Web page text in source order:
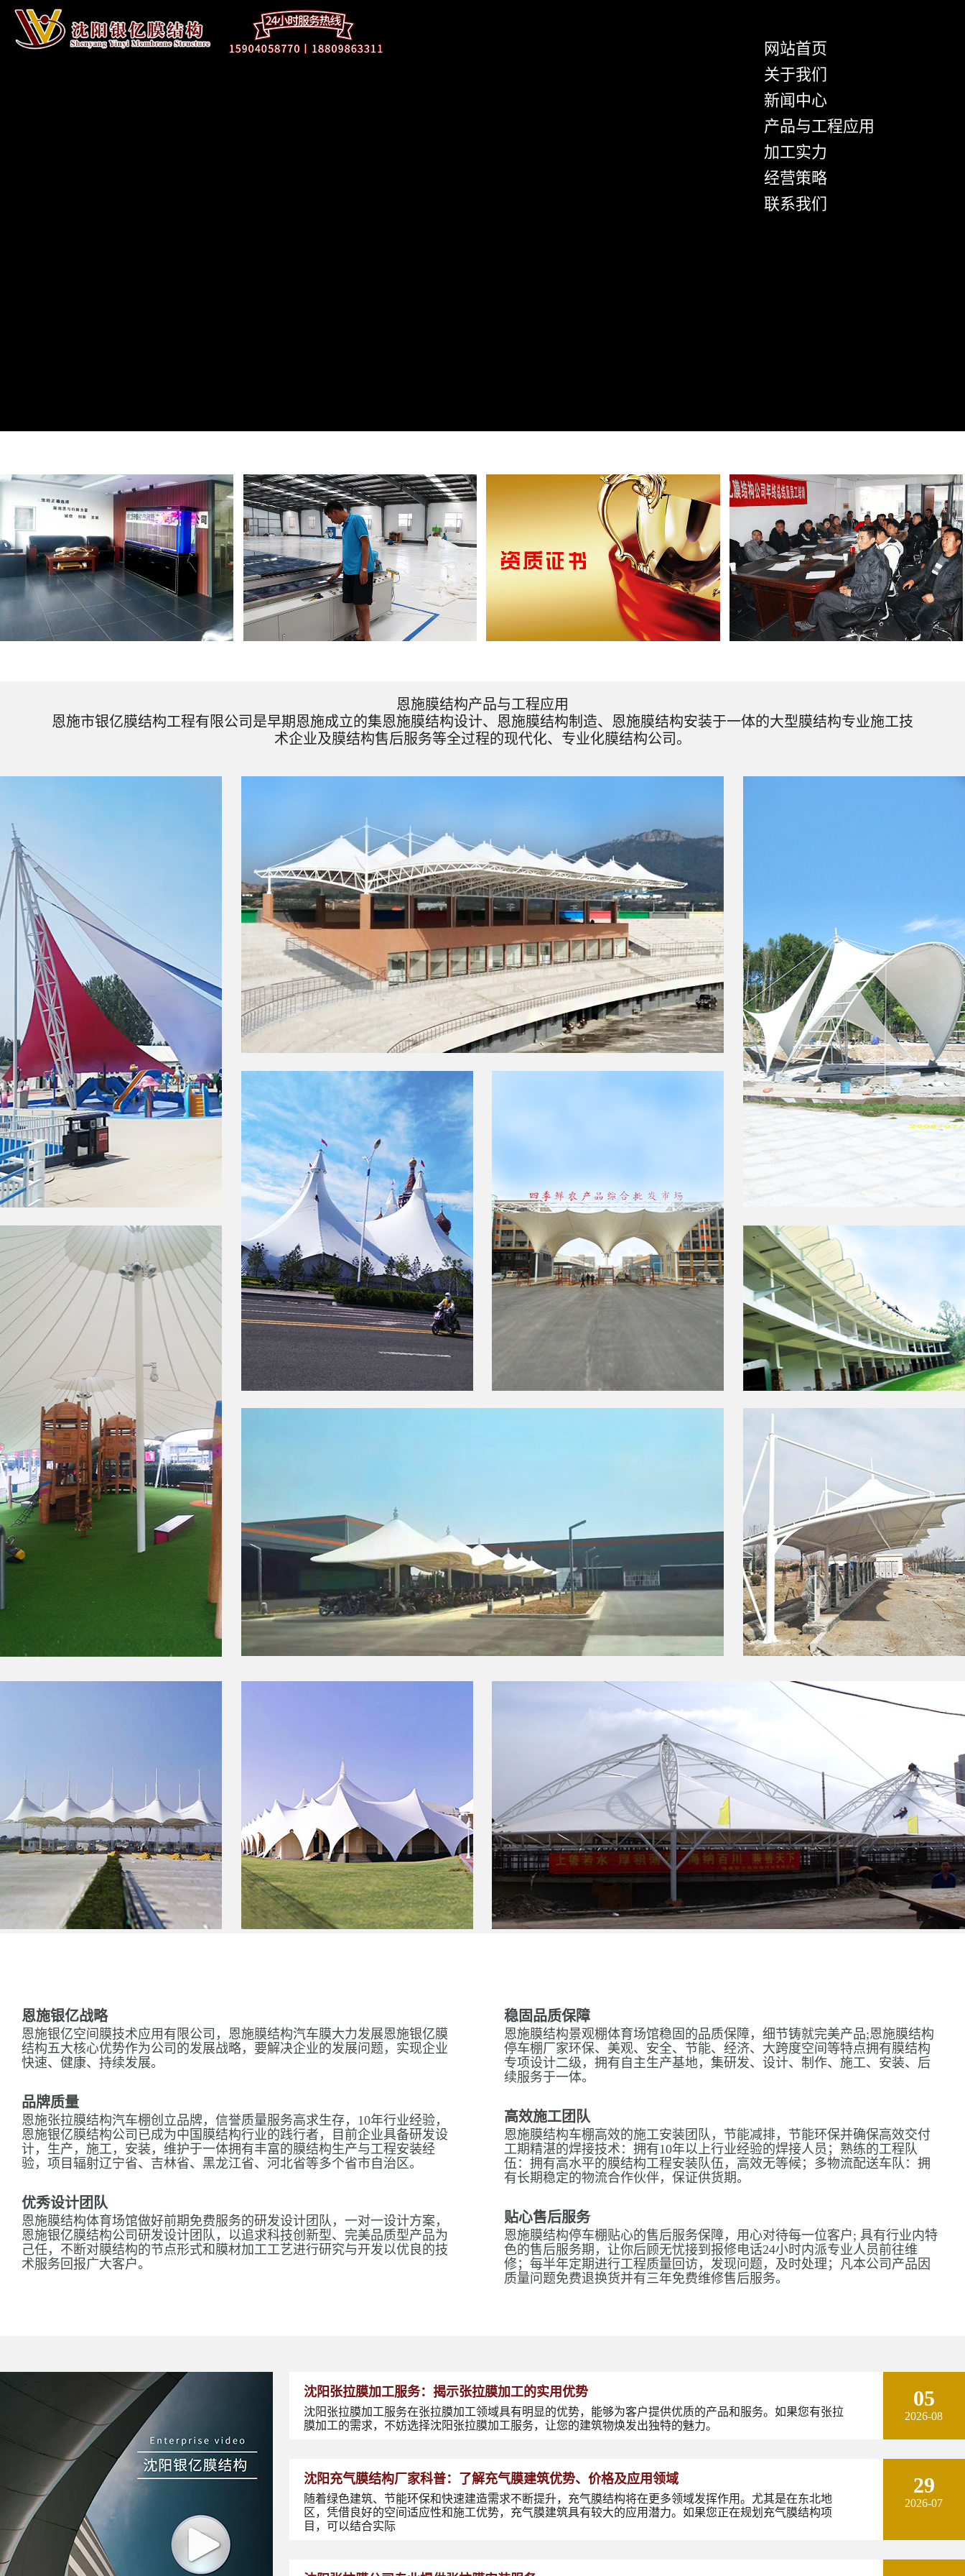
网站首页
关于我们
新闻中心
产品与工程应用
加工实力
经营策略
联系我们
恩施膜结构产品与工程应用
恩施市银亿膜结构工程有限公司是早期恩施成立的集恩施膜结构设计、恩施膜结构制造、恩施膜结构安装于一体的大型膜结构专业施工技
术企业及膜结构售后服务等全过程的现代化、专业化膜结构公司。
恩施银亿战略
恩施银亿空间膜技术应用有限公司，恩施膜结构汽车膜大力发展恩施银亿膜
结构五大核心优势作为公司的发展战略，要解决企业的发展问题，实现企业
快速、健康、持续发展。
品牌质量
恩施张拉膜结构汽车棚创立品牌，信誉质量服务高求生存，10年行业经验，
恩施银亿膜结构公司已成为中国膜结构行业的践行者，目前企业具备研发设
计，生产，施工，安装，维护于一体拥有丰富的膜结构生产与工程安装经
验，项目辐射辽宁省、吉林省、黑龙江省、河北省等多个省市自治区。
优秀设计团队
恩施膜结构体育场馆做好前期免费服务的研发设计团队，一对一设计方案，
恩施银亿膜结构公司研发设计团队，以追求科技创新型、完美品质型产品为
己任，不断对膜结构的节点形式和膜材加工工艺进行研究与开发以优良的技
术服务回报广大客户。
稳固品质保障
恩施膜结构景观棚体育场馆稳固的品质保障，细节铸就完美产品;恩施膜结构
停车棚厂家环保、美观、安全、节能、经济、大跨度空间等特点拥有膜结构
专项设计二级，拥有自主生产基地，集研发、设计、制作、施工、安装、后
续服务于一体。
高效施工团队
恩施膜结构车棚高效的施工安装团队，节能减排，节能环保并确保高效交付
工期精湛的焊接技术：拥有10年以上行业经验的焊接人员；熟练的工程队
伍：拥有高水平的膜结构工程安装队伍，高效无等候；多物流配送车队：拥
有长期稳定的物流合作伙伴，保证供货期。
贴心售后服务
恩施膜结构停车棚贴心的售后服务保障，用心对待每一位客户; 具有行业内特
色的售后服务期，让你后顾无忧接到报修电话24小时内派专业人员前往维
修；每半年定期进行工程质量回访，发现问题，及时处理；凡本公司产品因
质量问题免费退换货并有三年免费维修售后服务。
沈阳张拉膜加工服务：揭示张拉膜加工的实用优势
沈阳张拉膜加工服务在张拉膜加工领域具有明显的优势，能够为客户提供优质的产品和服务。如果您有张拉
膜加工的需求，不妨选择沈阳张拉膜加工服务，让您的建筑物焕发出独特的魅力。
05
2026-08
沈阳充气膜结构厂家科普：了解充气膜建筑优势、价格及应用领域
随着绿色建筑、节能环保和快速建造需求不断提升，充气膜结构将在更多领域发挥作用。尤其是在东北地
区，凭借良好的空间适应性和施工优势，充气膜建筑具有较大的应用潜力。如果您正在规划充气膜结构项
目，可以结合实际
29
2026-07